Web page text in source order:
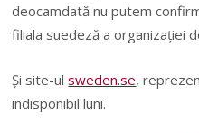
deocamdată nu putem
filiala suedeză a organizaţiei
Şi site-ulsweden.se,
indisponibil luni.